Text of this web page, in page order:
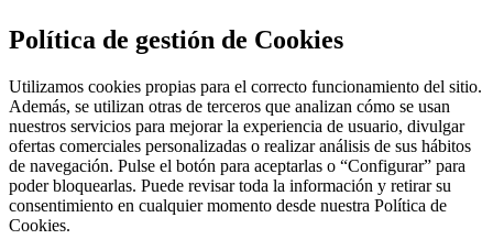
Política de gestión de Cookies
Utilizamos cookies propias para el correcto funcionamiento del sitio.
Además, se utilizan otras de terceros que analizan cómo se usan
nuestros servicios para mejorar la experiencia de usuario, divulgar
ofertas comerciales personalizadas o realizar análisis de sus hábitos
de navegación. Pulse el botón para aceptarlas o “Configurar” para
poder bloquearlas. Puede revisar toda la información y retirar su
consentimiento en cualquier momento desde nuestra Política de
Cookies.